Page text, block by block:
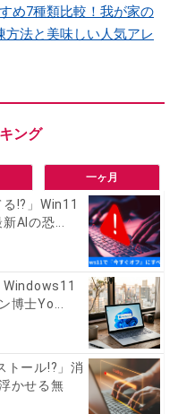
め7種類比較！我が家の
方法と美味しい人気アレ
一ヶ月
!?」Win11
AIの恐...
Windows11
博士Yo...
トール!?」消
かせる無